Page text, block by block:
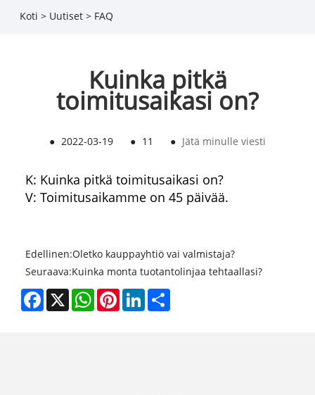
Koti > Uutiset> FAQ
Kuinka pitkä
toimitusaikasi on?
● 2022-03-19 ● 11 ● Jätä minulle viesti
K: Kuinka pitkä toimitusaikasi on?
V: Toimitusaikamme on 45 päivää.
Edellinen:Oletko kauppayhtiö vai valmistaja?
Seuraava:Kuinka monta tuotantolinjaa tehtaallasi?
Facebook
X WhatsAppPinterestLinkedInShare